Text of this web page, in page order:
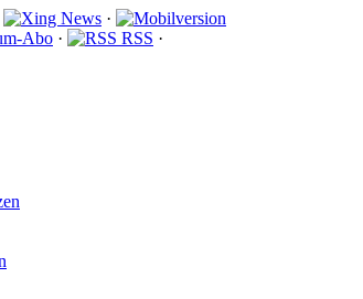
·
Abo · RSS ·